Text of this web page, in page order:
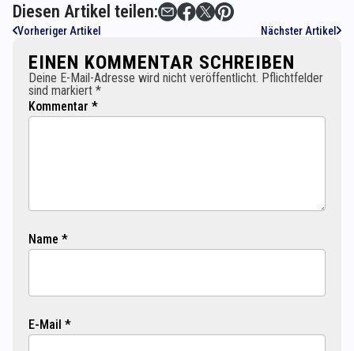
Diesen Artikel teilen:
Vorheriger Artikel Nächster Artikel
EINEN KOMMENTAR SCHREIBEN
Deine E-Mail-Adresse wird nicht veröffentlicht. Pflichtfelder
sind markiert *
Kommentar *
Name *
E-Mail *